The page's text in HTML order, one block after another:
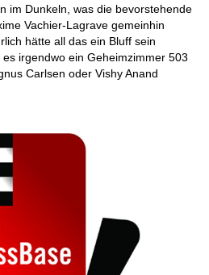
im Dunkeln, was die bevorstehende
Vachier-Lagrave gemeinhin
hätte all das ein Bluff sein
irgendwo ein Geheimzimmer 503
Carlsen oder Vishy Anand